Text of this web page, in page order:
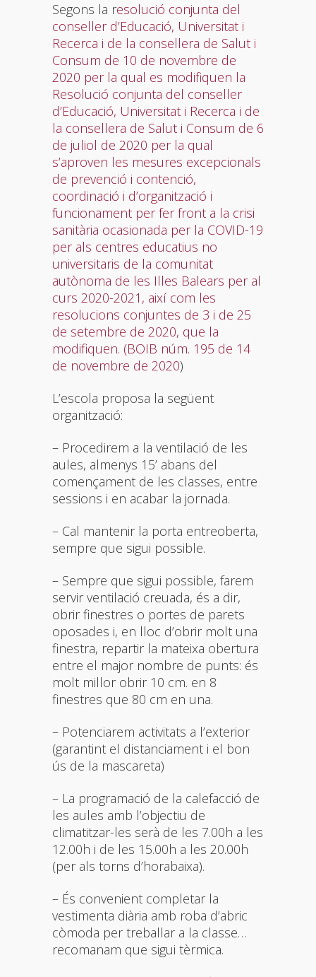
Segons la ​resolució conjunta del
conseller d’Educació, Universitat i
Recerca i de la consellera de Salut i
Consum de 10 de novembre de
2020 per la qual es modifiquen la
Resolució conjunta del conseller
d’Educació, Universitat i Recerca i de
la consellera de Salut i Consum de 6
de juliol de 2020 per la qual
s’aproven les mesures excepcionals
de prevenció i contenció,
coordinació i d’organització i
funcionament per fer front a la crisi
sanitària ocasionada per la COVID-19
per als centres educatius no
universitaris de la comunitat
autònoma de les Illes Balears per al
curs 2020-2021, així com les
resolucions conjuntes de 3 i de 25
de setembre de 2020, que la
modifiquen. (BOIB núm. 195 de 14
de novembre de 2020)
L’escola proposa la següent
organització:
– Procedirem a la ventilació de les
aules, almenys 15’ abans del
començament de les classes, entre
sessions i en acabar la jornada.
– Cal mantenir la porta entreoberta,
sempre que sigui possible.
– Sempre que sigui possible, farem
servir ventilació creuada, és a dir,
obrir finestres o portes de parets
oposades i, en lloc d’obrir molt una
finestra, repartir la mateixa obertura
entre el major nombre de punts: és
molt millor obrir 10 cm. en 8
finestres que 80 cm en una.
– Potenciarem activitats a l’exterior
(garantint el distanciament i el bon
ús de la mascareta)
– La programació de la calefacció de
les aules amb l’objectiu de
climatitzar-les serà de les 7.00h a les
12.00h i de les 15.00h a les 20.00h
(per als torns d’horabaixa).
– És convenient completar la
vestimenta diària amb roba d’abric
còmoda per treballar a la classe…
recomanam que sigui tèrmica.